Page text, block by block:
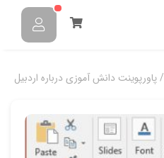
/ پاورپوینت دانش آموزی درباره اردبیل